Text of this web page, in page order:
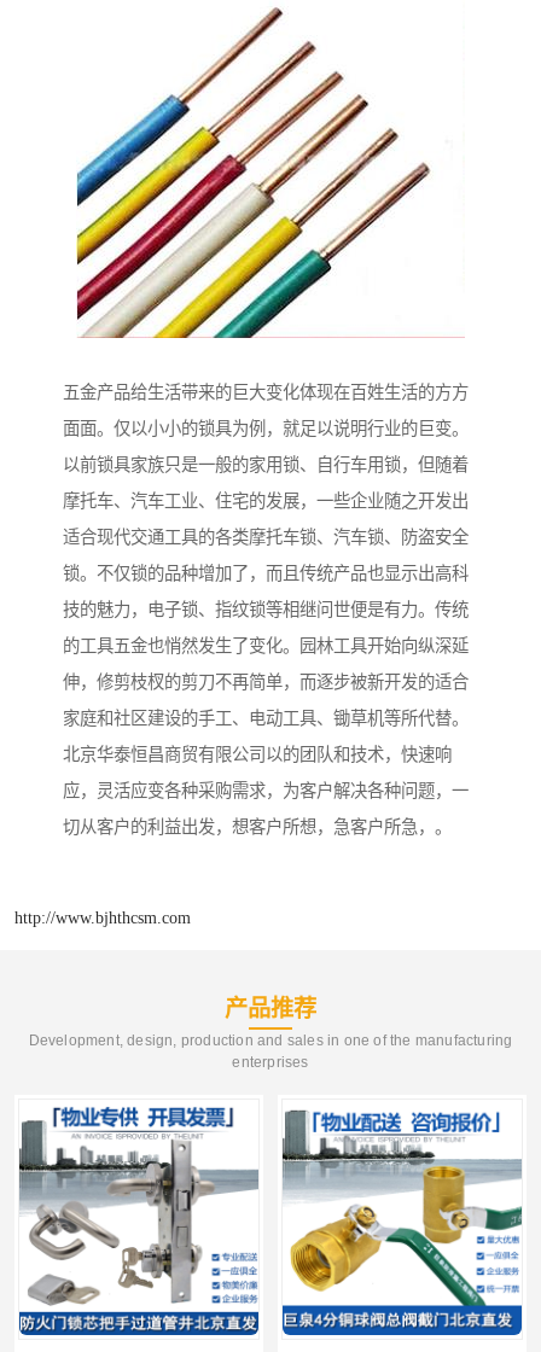
五金产品给生活带来的巨大变化体现在百姓生活的方方
面面。仅以小小的锁具为例，就足以说明行业的巨变。
以前锁具家族只是一般的家用锁、自行车用锁，但随着
摩托车、汽车工业、住宅的发展，一些企业随之开发出
适合现代交通工具的各类摩托车锁、汽车锁、防盗安全
锁。不仅锁的品种增加了，而且传统产品也显示出高科
技的魅力，电子锁、指纹锁等相继问世便是有力。传统
的工具五金也悄然发生了变化。园林工具开始向纵深延
伸，修剪枝杈的剪刀不再简单，而逐步被新开发的适合
家庭和社区建设的手工、电动工具、锄草机等所代替。
北京华泰恒昌商贸有限公司以的团队和技术，快速响
应，灵活应变各种采购需求，为客户解决各种问题，一
切从客户的利益出发，想客户所想，急客户所急，。
http://www.bjhthcsm.com
产品推荐
Development, design, production and sales in one of the manufacturing
enterprises